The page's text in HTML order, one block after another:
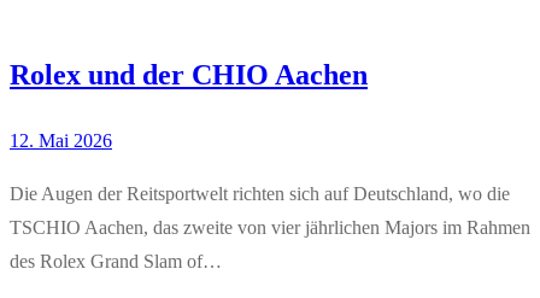
Rolex und der CHIO Aachen
12. Mai 2026
Die Augen der Reitsportwelt richten sich auf Deutschland, wo die
TSCHIO Aachen, das zweite von vier jährlichen Majors im Rahmen
des Rolex Grand Slam of…